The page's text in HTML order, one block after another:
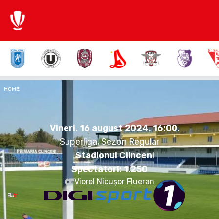
HOME
Vineri, 16 august 2024, 16:00.
Superliga, Sezon Regular
Stadionul Clinceni
Spectatori:1.250
Viorel Nicușor Flueran